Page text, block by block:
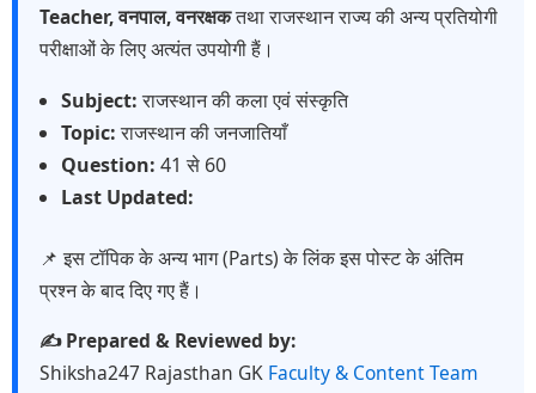
Teacher, वनपाल, वनरक्षकतथा राजस्थान राज्य की अन्य प्रतियोगी
परीक्षाओं के लिए अत्यंत उपयोगी हैं।
Subject:राजस्थान की कला एवं संस्कृति
Topic:राजस्थान की जनजातियाँ
Question: 41 से 60
Last Updated:
📌 इस टॉपिक के अन्य भाग (Parts) के लिंक इस पोस्ट के अंतिम
प्रश्न के बाद दिए गए हैं।
✍️ Prepared & Reviewed by:
Shiksha247 Rajasthan GK Faculty & Content Team